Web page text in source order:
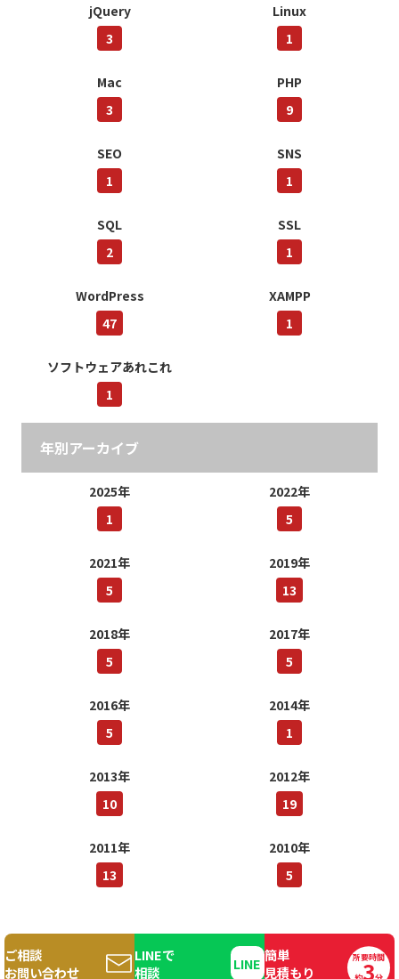
jQuery
3
Linux
1
Mac
3
PHP
9
SEO
1
SNS
1
SQL
2
SSL
1
WordPress
47
XAMPP
1
ソフトウェアあれこれ
1
年別アーカイブ
2025年
1
2022年
5
2021年
5
2019年
13
2018年
5
2017年
5
2016年
5
2014年
1
2013年
10
2012年
19
2011年
13
2010年
5
ご相談
お問い合わせ
LINEで
相談
簡単
見積もり
所要時間
3
Copyright© 2016 560DESIGNS. All Rights Reserved.